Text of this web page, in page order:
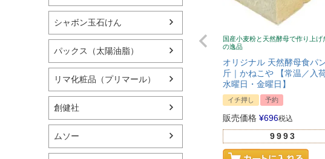
シャボン玉石けん
パックス（太陽油脂）
リマ化粧品（プリマール）
創健社
ムソー
国産小麦粉と天然酵母で作り上げ
の逸品
オリジナル 天然酵母食パ
斤｜かねこや 【常温／入
水曜日・金曜日】
イチ押し 予約
販売価格 ¥696税込
9993